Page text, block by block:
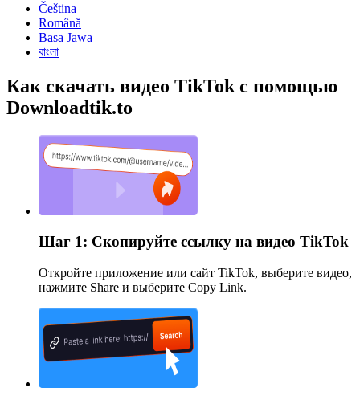
Čeština
Română
Basa Jawa
বাংলা
Как скачать видео TikTok с помощью
Downloadtik.to
Шаг 1: Скопируйте ссылку на видео TikTok
Откройте приложение или сайт TikTok, выберите видео,
нажмите Share и выберите Copy Link.